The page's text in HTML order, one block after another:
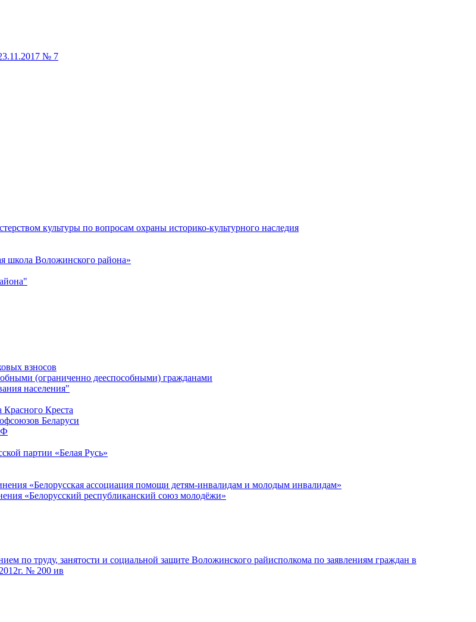
№ 7
культуры по вопросам охраны историко-культурного наследия
школа Воложинского района»
взносов
(ограниченно дееспособными) гражданами
населения"
Красного Креста
Беларуси
партии «Белая Русь»
«Белорусская ассоциация помощи детям-инвалидам и молодым инвалидам»
«Белорусский республиканский союз молодёжи»
по труду, занятости и социальной защите Воложинского райисполкома по заявлениям граждан в
№ 200 ив